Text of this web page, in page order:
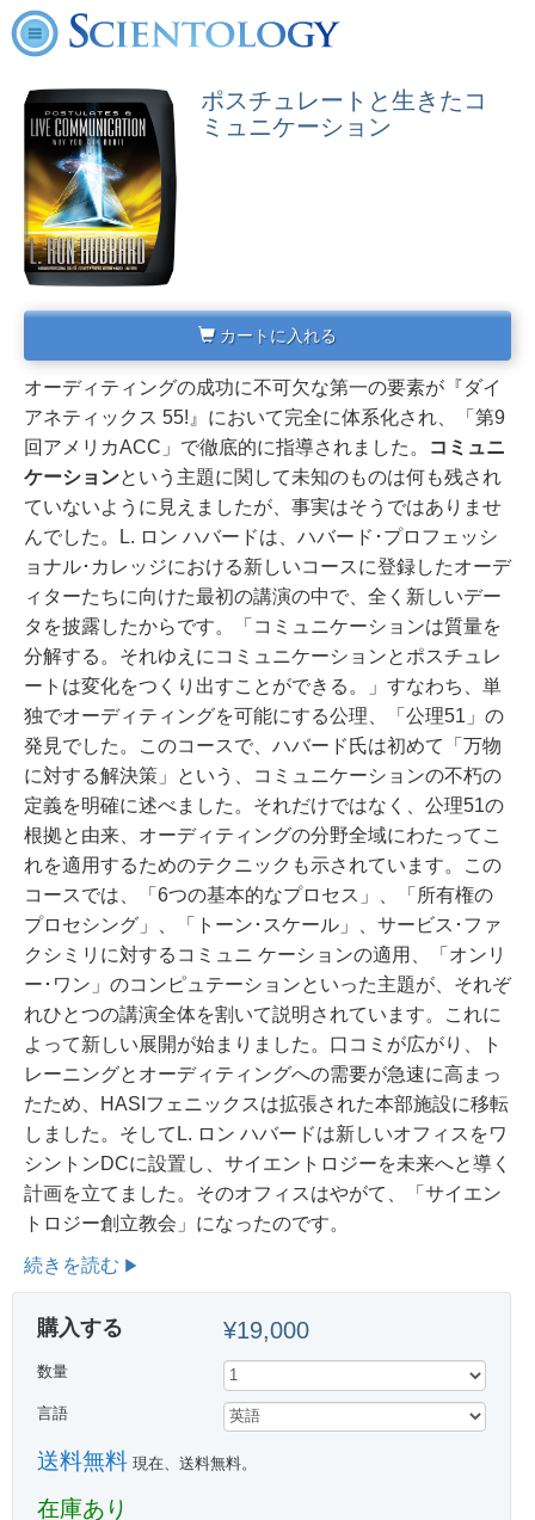
ポスチュレートと生きたコ
ミュニケーション
カートに入れる
オーディティングの成功に不可欠な第一の要素が『ダイ
アネティックス 55!』において完全に体系化され、「第9
回アメリカACC」で徹底的に指導されました。
コミュニ
ケーションという主題に関して未知のものは何も残され
ていないように見えましたが、 事実はそうではありませ
んでした。L. ロン ハバードは、ハバード･プロフェッシ
ョナル･カレッジにおける新しいコースに登録したオーデ
ィターたちに向けた最初の講演の中で、全く新しいデー
タを披露したからです。「コミュニケーションは質量を
分解する。それゆえにコミュニケーションとポスチュレ
ートは変化をつくり出すことができる。」すなわち、単
独でオーディティングを可能にする公理、「公理51」の
発見でした。
このコースで、ハバード氏は初めて「万物
に対する解決策」という、コミュニケーションの不朽の
定義を明確に述べました。それだけではなく、公理51の
根拠と由来、オーディティングの分野全域にわたってこ
れを適用するためのテクニックも示されています。この
コースでは、「6つの基本的なプロセス」、「所有権の
プロセシング」、「トーン･スケール」、サービス･ファ
クシミリに対するコミュニ ケーションの適用、「オンリ
ー･ワン」のコンピュテーションといった主題が、それぞ
れひとつの講演全体を割いて説明されています。
これに
よって新しい展開が始まりました。口コミが広がり、ト
レーニングとオーディティングへの需要が急速に高まっ
たため、HASIフェニックスは拡張された本部施設に移転
しました。そしてL. ロン ハバードは新しいオフィスをワ
シントンDCに設置し、サイエントロジーを未来へと導く
計画を立てました。そのオフィスはやがて、「サイエン
トロジー創立教会」になったのです。
続きを読む
購入する ¥19,000
数量
言語
送料無料現在、送料無料。
在庫あり